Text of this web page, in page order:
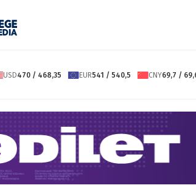
USD470 / 468,35 EUR541 / 540,5 CNY69,7 /